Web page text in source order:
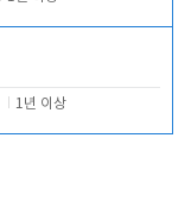
1년 이상